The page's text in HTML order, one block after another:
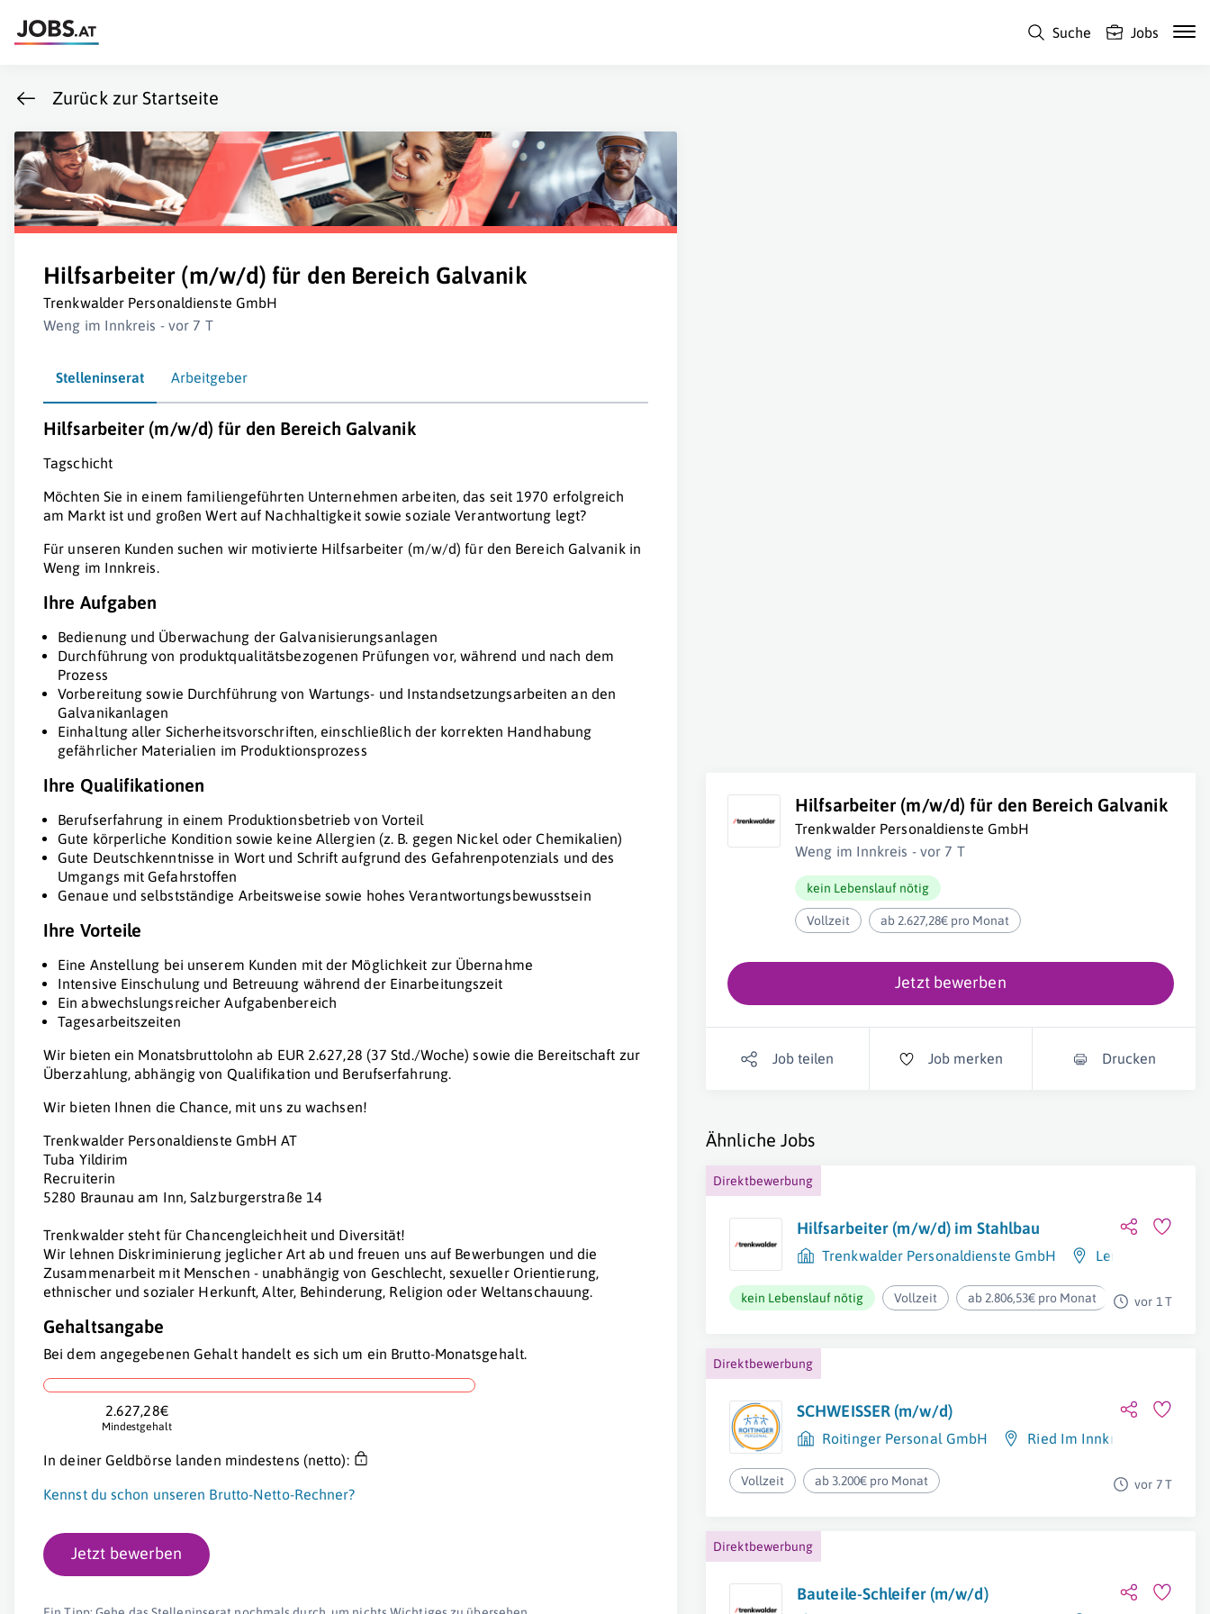
Suche Jobs
Zurück zur Startseite
Hilfsarbeiter (m/w/d) für den Bereich Galvanik
Trenkwalder Personaldienste GmbH
Weng im Innkreis - vor 7 T
Stelleninserat Arbeitgeber
Hilfsarbeiter (m/w/d) für den Bereich Galvanik
Tagschicht
Möchten Sie in einem familiengeführten Unternehmen arbeiten, das seit 1970 erfolgreich
am Markt ist und großen Wert auf Nachhaltigkeit sowie soziale Verantwortung legt?
Für unseren Kunden suchen wir motivierte Hilfsarbeiter (m/w/d) für den Bereich Galvanik in
Weng im Innkreis.
Ihre Aufgaben
Bedienung und Überwachung der Galvanisierungsanlagen
Durchführung von produktqualitätsbezogenen Prüfungen vor, während und nach dem
Prozess
Vorbereitung sowie Durchführung von Wartungs- und Instandsetzungsarbeiten an den
Galvanikanlagen
Einhaltung aller Sicherheitsvorschriften, einschließlich der korrekten Handhabung
gefährlicher Materialien im Produktionsprozess
Ihre Qualifikationen
Berufserfahrung in einem Produktionsbetrieb von Vorteil
Gute körperliche Kondition sowie keine Allergien (z. B. gegen Nickel oder Chemikalien)
Gute Deutschkenntnisse in Wort und Schrift aufgrund des Gefahrenpotenzials und des
Umgangs mit Gefahrstoffen
Genaue und selbstständige Arbeitsweise sowie hohes Verantwortungsbewusstsein
Ihre Vorteile
Eine Anstellung bei unserem Kunden mit der Möglichkeit zur Übernahme
Intensive Einschulung und Betreuung während der Einarbeitungszeit
Ein abwechslungsreicher Aufgabenbereich
Tagesarbeitszeiten
Wir bieten ein Monatsbruttolohn ab EUR 2.627,28 (37 Std./Woche) sowie die Bereitschaft zur
Überzahlung, abhängig von Qualifikation und Berufserfahrung.
Wir bieten Ihnen die Chance, mit uns zu wachsen!
Trenkwalder Personaldienste GmbH AT
Tuba Yildirim
Recruiterin
5280 Braunau am Inn, Salzburgerstraße 14
Trenkwalder steht für Chancengleichheit und Diversität!
Wir lehnen Diskriminierung jeglicher Art ab und freuen uns auf Bewerbungen und die
Zusammenarbeit mit Menschen - unabhängig von Geschlecht, sexueller Orientierung,
ethnischer und sozialer Herkunft, Alter, Behinderung, Religion oder Weltanschauung.
Gehaltsangabe
Bei dem angegebenen Gehalt handelt es sich um ein Brutto-Monatsgehalt.
2.627,28€
Mindestgehalt
In deiner Geldbörse landen mindestens (netto):
Kennst du schon unseren Brutto-Netto-Rechner?
Jetzt bewerben
Hilfsarbeiter (m/w/d) für den Bereich Galvanik
Trenkwalder Personaldienste GmbH
Weng im Innkreis - vor 7 T
kein Lebenslauf nötig
Vollzeit ab 2.627,28€ pro Monat
Jetzt bewerben
Job teilen Job merken Drucken
Ähnliche Jobs
Direktbewerbung
Hilfsarbeiter (m/w/d) im Stahlbau
Trenkwalder Personaldienste GmbH Lengau
kein Lebenslauf nötig Vollzeit ab 2.806,53€ pro Monat vor 1 T
Direktbewerbung
SCHWEISSER (m/w/d)
Roitinger Personal GmbH Ried Im Innkreis
Vollzeit ab 3.200€ pro Monat vor 7 T
Direktbewerbung
Bauteile-Schleifer (m/w/d)